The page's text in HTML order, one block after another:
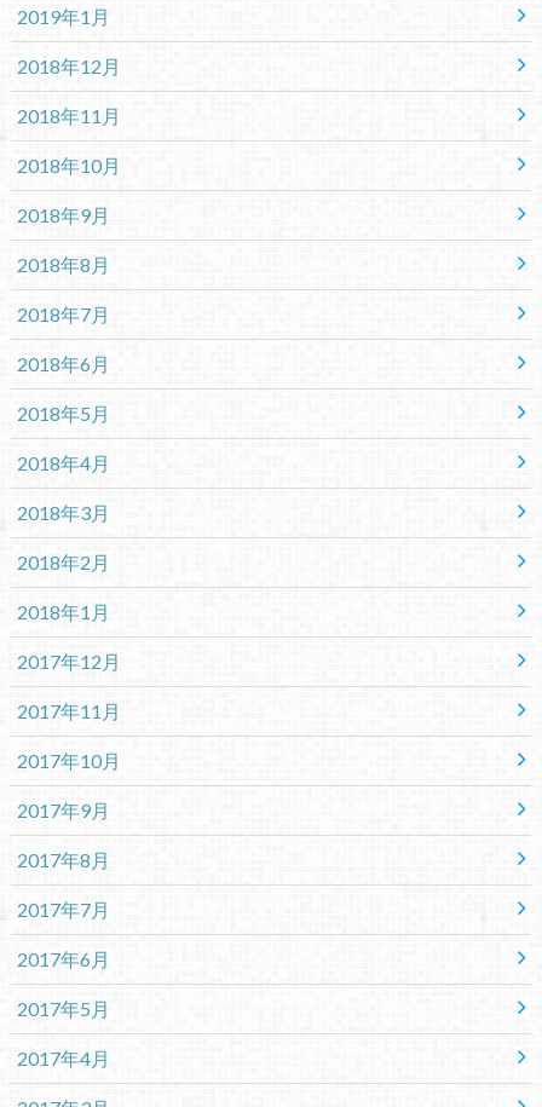
2019年1月
2018年12月
2018年11月
2018年10月
2018年9月
2018年8月
2018年7月
2018年6月
2018年5月
2018年4月
2018年3月
2018年2月
2018年1月
2017年12月
2017年11月
2017年10月
2017年9月
2017年8月
2017年7月
2017年6月
2017年5月
2017年4月